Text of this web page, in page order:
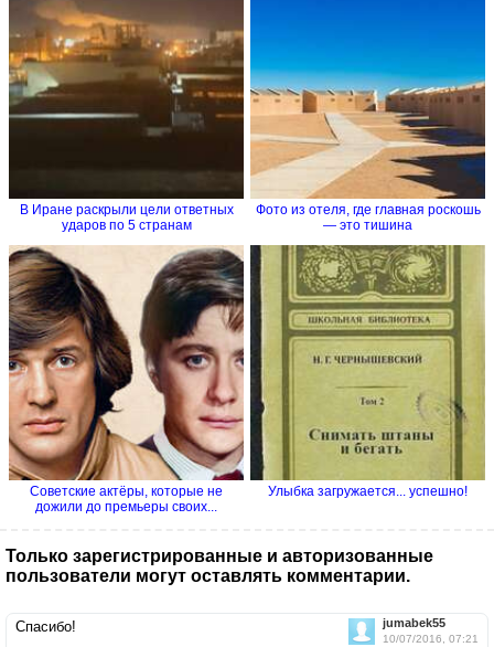
В Иране раскрыли цели ответных
ударов по 5 странам
Фото из отеля, где главная роскошь
― это тишина
Советские актёры, которые не
дожили до премьеры своих...
Улыбка загружается... успешно!
Только зарегистрированные и авторизованные
пользователи могут оставлять комментарии.
jumabek55
10/07/2016, 07:21
Спасибо!